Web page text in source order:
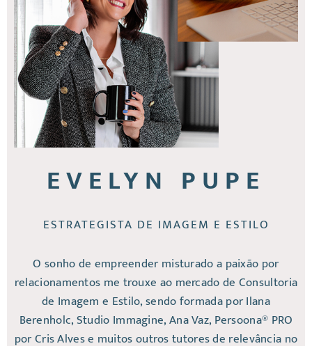
EVELYN PUPE
ESTRATEGISTA DE IMAGEM E ESTILO
O sonho de empreender misturado a paixão por
relacionamentos me trouxe ao mercado de Consultoria
de Imagem e Estilo, sendo formada por Ilana
Berenholc, Studio Immagine, Ana Vaz, Persoona® PRO
por Cris Alves e muitos outros tutores de relevância no